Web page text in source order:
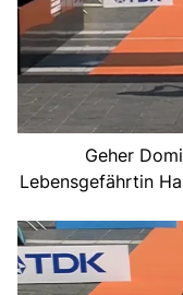
Geher
Lebensgefährtin